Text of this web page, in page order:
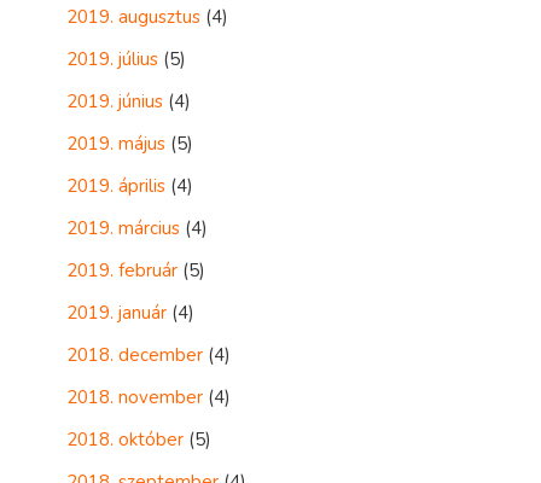
2019. augusztus (4)
2019. július (5)
2019. június (4)
2019. május (5)
2019. április (4)
2019. március (4)
2019. február (5)
2019. január (4)
2018. december (4)
2018. november (4)
2018. október (5)